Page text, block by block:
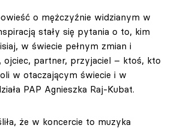
o mężczyźnie widzianym w
stały się pytania o to, kim
w świecie pełnym zmian i
ojciec, partner, przyjaciel – ktoś, kto
w otaczającym świecie i w
PAP Agnieszka Raj-Kubat.
że w koncercie to muzyka